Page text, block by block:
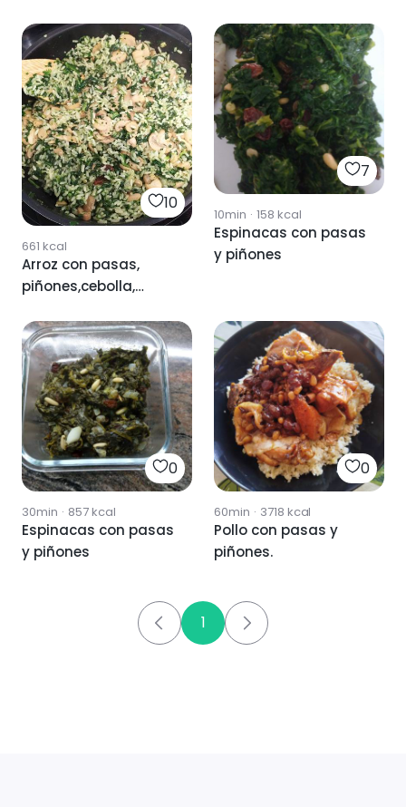
10
661 kcal
Arroz con pasas,
piñones,cebolla,
champiñones.
7
10min · 158 kcal
Espinacas con pasas
y piñones
0
30min · 857kcal
Espinacas con pasas
y piñones
0
60min · 3718 kcal
Pollo con pasas y
piñones.
1